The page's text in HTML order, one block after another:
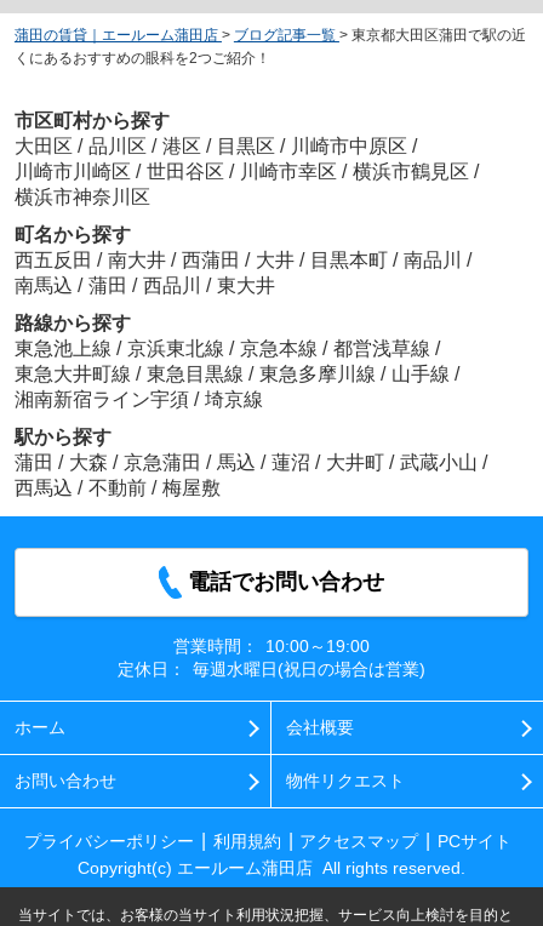
蒲田の賃貸｜エールーム蒲田店 > ブログ記事一覧 > 東京都大田区蒲田で駅の近
くにあるおすすめの眼科を2つご紹介！
市区町村から探す
大田区 / 品川区 / 港区 / 目黒区 / 川崎市中原区 /
川崎市川崎区 / 世田谷区 / 川崎市幸区 / 横浜市鶴見区 /
横浜市神奈川区
町名から探す
西五反田 / 南大井 / 西蒲田 / 大井 / 目黒本町 / 南品川 /
南馬込 / 蒲田 / 西品川 / 東大井
路線から探す
東急池上線 / 京浜東北線 / 京急本線 / 都営浅草線 /
東急大井町線 / 東急目黒線 / 東急多摩川線 / 山手線 /
湘南新宿ライン宇須 / 埼京線
駅から探す
蒲田 / 大森 / 京急蒲田 / 馬込 / 蓮沼 / 大井町 / 武蔵小山 /
西馬込 / 不動前 / 梅屋敷
電話でお問い合わせ
営業時間：
10:00～19:00
定休日：
毎週水曜日(祝日の場合は営業)
ホーム 会社概要
お問い合わせ 物件リクエスト
プライバシーポリシー 利用規約 アクセスマップ
PCサイト
Copyright(c) エールーム蒲田店 All rights reserved.
当サイトでは、お客様の当サイト利用状況把握、サービス向上検討を目的と